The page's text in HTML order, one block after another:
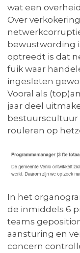
wat een
Over
bewustwording
optreedt is dat
fuik waar
ingesleten
Vooral als
jaar deel
bestuurscultuur
rouleren op
In het
de inmiddels 6
teams
aansturing en
concern